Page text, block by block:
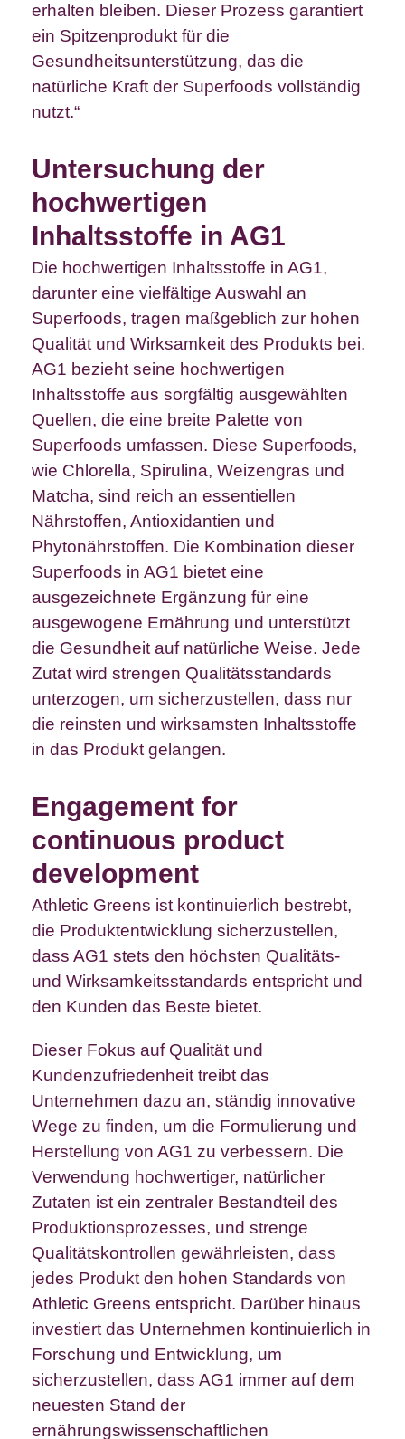
erhalten bleiben. Dieser Prozess garantiert
ein Spitzenprodukt für die
Gesundheitsunterstützung, das die
natürliche Kraft der Superfoods vollständig
nutzt.“
Untersuchung der
hochwertigen
Inhaltsstoffe in AG1
Die hochwertigen Inhaltsstoffe in AG1,
darunter eine vielfältige Auswahl an
Superfoods, tragen maßgeblich zur hohen
Qualität und Wirksamkeit des Produkts bei.
AG1 bezieht seine hochwertigen
Inhaltsstoffe aus sorgfältig ausgewählten
Quellen, die eine breite Palette von
Superfoods umfassen. Diese Superfoods,
wie Chlorella, Spirulina, Weizengras und
Matcha, sind reich an essentiellen
Nährstoffen, Antioxidantien und
Phytonährstoffen. Die Kombination dieser
Superfoods in AG1 bietet eine
ausgezeichnete Ergänzung für eine
ausgewogene Ernährung und unterstützt
die Gesundheit auf natürliche Weise. Jede
Zutat wird strengen Qualitätsstandards
unterzogen, um sicherzustellen, dass nur
die reinsten und wirksamsten Inhaltsstoffe
in das Produkt gelangen.
Engagement for
continuous product
development
Athletic Greens ist kontinuierlich bestrebt,
die Produktentwicklung sicherzustellen,
dass AG1 stets den höchsten Qualitäts-
und Wirksamkeitsstandards entspricht und
den Kunden das Beste bietet.
Dieser Fokus auf Qualität und
Kundenzufriedenheit treibt das
Unternehmen dazu an, ständig innovative
Wege zu finden, um die Formulierung und
Herstellung von AG1 zu verbessern. Die
Verwendung hochwertiger, natürlicher
Zutaten ist ein zentraler Bestandteil des
Produktionsprozesses, und strenge
Qualitätskontrollen gewährleisten, dass
jedes Produkt den hohen Standards von
Athletic Greens entspricht. Darüber hinaus
investiert das Unternehmen kontinuierlich in
Forschung und Entwicklung, um
sicherzustellen, dass AG1 immer auf dem
neuesten Stand der
ernährungswissenschaftlichen